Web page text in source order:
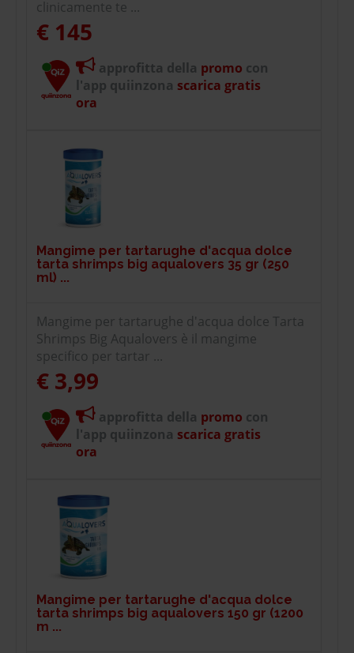
clinicamente te ...
€ 145
approfitta della promo con
l'app quiinzona scarica gratis
ora
Mangime per tartarughe d'acqua dolce
tarta shrimps big aqualovers 35 gr (250
ml) ...
Mangime per tartarughe d'acqua dolce Tarta
Shrimps Big Aqualovers è il mangime
specifico per tartar ...
€ 3,99
approfitta della promo con
l'app quiinzona scarica gratis
ora
Mangime per tartarughe d'acqua dolce
tarta shrimps big aqualovers 150 gr (1200
m ...